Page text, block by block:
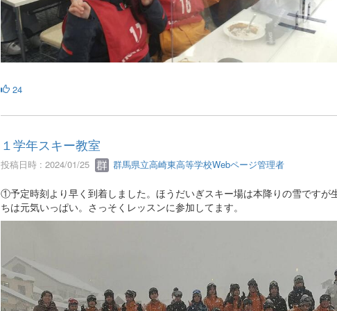
24
１学年スキー教室
投稿日時 : 2024/01/25 群馬県立高崎東高等学校Webページ管理者
①予定時刻より早く到着しました。ほうだいぎスキー場は本降りの雪ですが
ちは元気いっぱい。さっそくレッスンに参加してます。